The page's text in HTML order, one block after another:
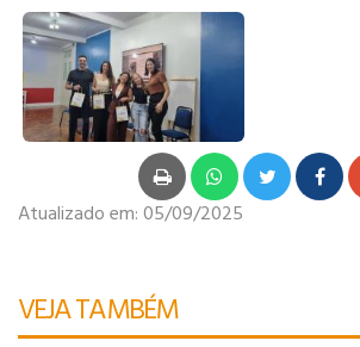
Atualizado em:05/09/2025
VEJA TAMBÉM